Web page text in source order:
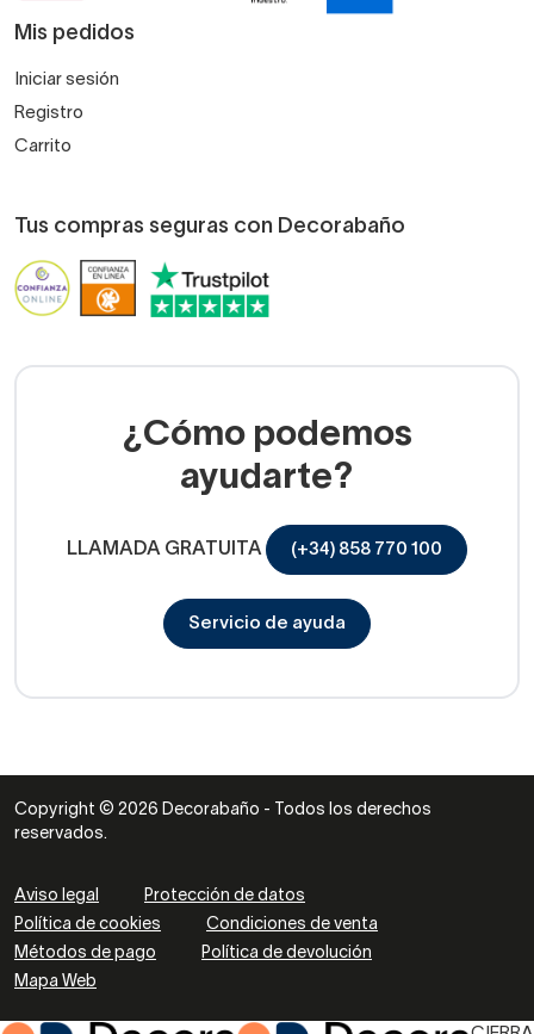
Mis pedidos
Iniciar sesión
Registro
Carrito
Tus compras seguras con Decorabaño
¿Cómo podemos
ayudarte?
LLAMADA GRATUITA (+34) 858 770 100
Servicio de ayuda
Copyright © 2026 Decorabaño - Todos los derechos
reservados.
Aviso legal
Protección de datos
Política de cookies
Condiciones de venta
Métodos de pago
Política de devolución
Mapa Web